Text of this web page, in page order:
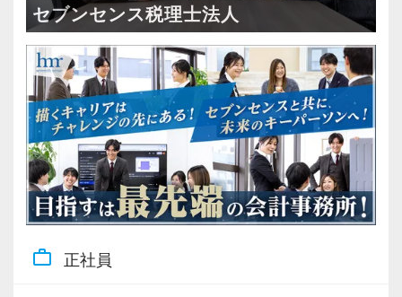
セブンセンス税理士法人
work_outline 正社員